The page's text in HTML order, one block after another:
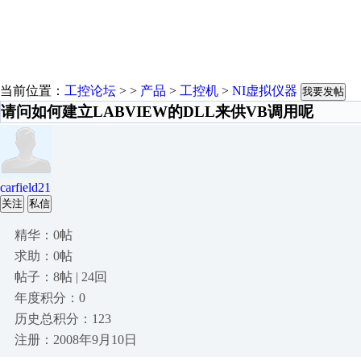
当前位置： 工控论坛 > > 产品 > 工控机 > NI虚拟仪器 我要发帖
请问如何建立LABVIEW的DLL来供VB调用呢
carfield21
关注 私信
精华：0帖
求助：0帖
帖子：8帖 | 24回
年度积分：0
历史总积分：123
注册：2008年9月10日